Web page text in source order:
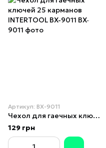
Артикул: BX-9011
Чехол для гаечных ключей 25 карманов INTERTOOL BX-9011
129 грн